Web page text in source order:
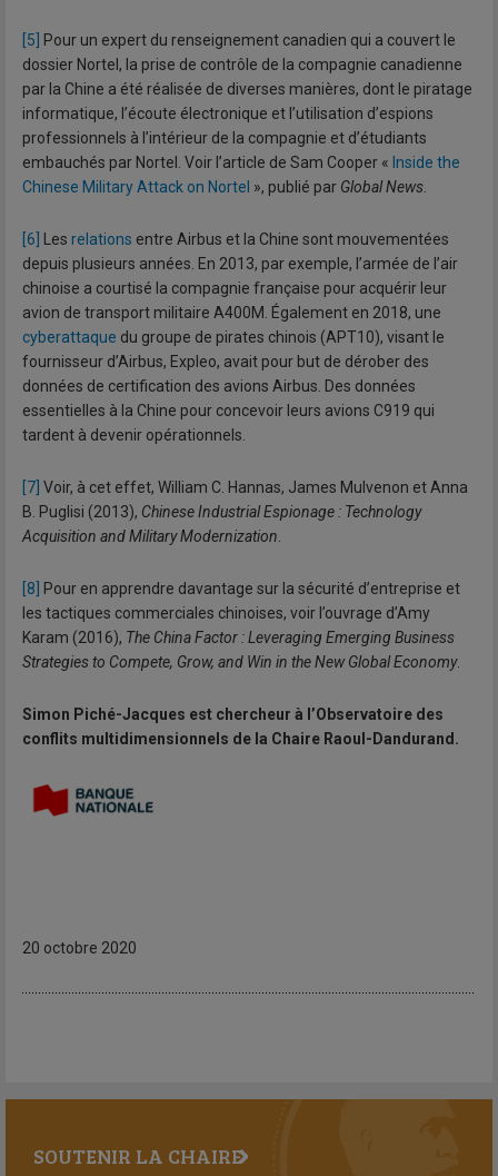
[5]
Pour un expert du renseignement canadien qui a couvert le
dossier Nortel, la prise de contrôle de la compagnie canadienne
par la Chine a été réalisée de diverses manières, dont le piratage
informatique, l’écoute électronique et l’utilisation d’espions
professionnels à l’intérieur de la compagnie et d’étudiants
embauchés par Nortel. Voir l’article de Sam Cooper « Inside the
Chinese Military Attack on Nortel », publié par Global News
[6] Les relations entre Airbus et la Chine sont mouvementées
depuis plusieurs années. En 2013, par exemple, l’armée de l’air
chinoise a courtisé la compagnie française pour acquérir leur
avion de transport militaire A400M. Également en 2018, une
cyberattaque du groupe de pirates chinois (APT10), visant le
fournisseur d’Airbus, Expleo, avait pour but de dérober des
données de certification des avions Airbus. Des données
essentielles à la Chine pour concevoir leurs avions C919 qui
tardent à devenir opérationnels.
[7] Voir, à cet effet, William C. Hannas, James Mulvenon et Anna
B. Puglisi (2013), Chinese Industrial Espionage : Technology
Acquisition and Military Modernization
[8]
Pour en apprendre davantage sur la sécurité d’entreprise et
les tactiques commerciales chinoises, voir l’ouvrage d’Amy
Karam (2016), The China Factor : Leveraging Emerging Business
Strategies to Compete, Grow, and Win in the New Global Economy.
Simon Piché-Jacques est chercheur à l’Observatoire des
conflits multidimensionnels de la Chaire Raoul-Dandurand.
20 octobre 2020
SOUTENIR LA CHAIRE